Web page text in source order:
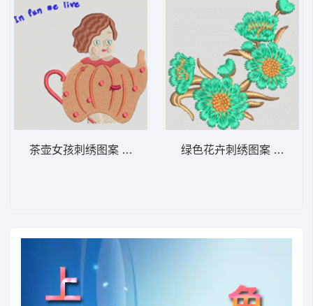
茶壶女孩刺绣图案 童装 绿色花卉刺绣图案 女装